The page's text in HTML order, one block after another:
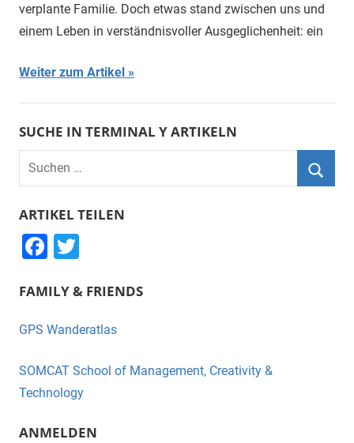
verplante Familie. Doch etwas stand zwischen uns und
einem Leben in verständnisvoller Ausgeglichenheit: ein
Weiter zum Artikel
SUCHE IN TERMINAL Y ARTIKELN
Suchen
nach:
ARTIKEL TEILEN
F
c
e
o
o
k
tt
er
FAMILY & FRIENDS
GPS Wanderatlas
SOMCAT School of Management, Creativity &
Technology
ANMELDEN